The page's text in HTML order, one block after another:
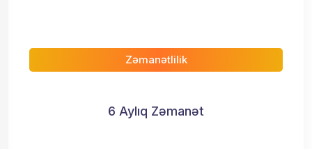
Zəmanətlilik
6 Aylıq Zəmanət